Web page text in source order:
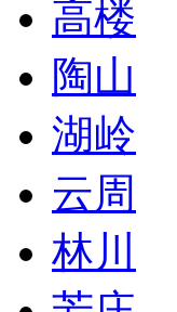
高楼
陶山
湖岭
云周
林川